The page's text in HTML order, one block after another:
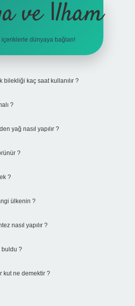
ve İlham
içeriklerle dünyaya bağlan!
bilekliği kaç saat kullanılır ?
?
yağ nasıl yapılır ?
?
?
ülkenin ?
nasıl yapılır ?
buldu ?
kut ne demektir ?